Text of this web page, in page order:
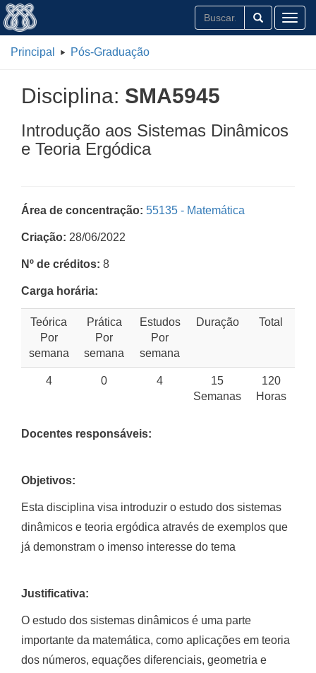
Principal Pós-Graduação
Disciplina: SMA5945
Introdução aos Sistemas Dinâmicos
e Teoria Ergódica
Área de concentração: 55135 - Matemática
Criação: 28/06/2022
Nº de créditos: 8
Carga horária:
Teórica
Por
semana
Prática
Por
semana
Estudos
Por
semana
Duração Total
4 0 4
15
Semanas
120
Horas
Docentes responsáveis:
Objetivos:
Esta disciplina visa introduzir o estudo dos sistemas
dinâmicos e teoria ergódica através de exemplos que
já demonstram o imenso interesse do tema
Justificativa:
O estudo dos sistemas dinâmicos é uma parte
importante da matemática, como aplicações em teoria
dos números, equações diferenciais, geometria e